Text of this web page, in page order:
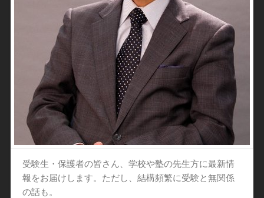
受験生・保護者の皆さん、学校や塾の先生方に最新情
報をお届けします。ただし、結構頻繁に受験と無関係
の話も。